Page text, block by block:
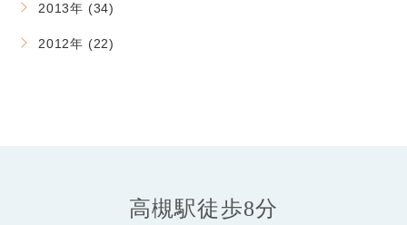
2013年 (34)
2012年 (22)
高槻駅徒歩8分